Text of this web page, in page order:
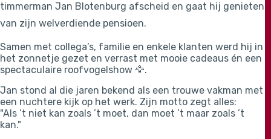
timmerman Jan Blotenburg afscheid en gaat hij genieten
van zijn welverdiende pensioen.
Samen met collega’s, familie en enkele klanten werd hij in
het zonnetje gezet en verrast met mooie cadeaus én een
spectaculaire roofvogelshow 🦅.
Jan stond al die jaren bekend als een trouwe vakman met
een nuchtere kijk op het werk. Zijn motto zegt alles:
"Als ’t niet kan zoals ’t moet, dan moet ’t maar zoals ’t
kan."